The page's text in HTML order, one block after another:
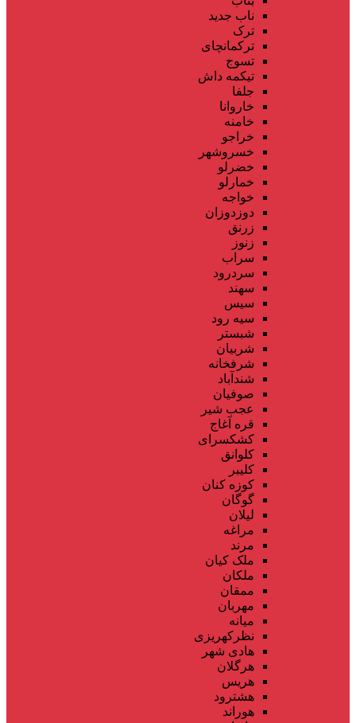
ناب جدید
ترک
ترکمانچای
تسوج
تیکمه داش
جلفا
خاروانا
خامنه
خراجو
خسروشهر
خضرلو
خمارلو
خواجه
دوزدوزان
زرنق
زنوز
سراب
سردرود
سهند
سیس
سیه رود
شبستر
شربیان
شرفخانه
شندآباد
صوفیان
عجب شیر
قره آغاج
کشکسرای
کلوانق
کلیبر
کوزه کنان
گوگان
لیلان
مراغه
مرند
ملک کیان
ملکان
ممقان
مهربان
میانه
نظرکهریزی
هادی شهر
هرگلان
هریس
هشترود
هوراند